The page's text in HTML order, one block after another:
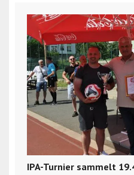
IPA-Turnier sammelt